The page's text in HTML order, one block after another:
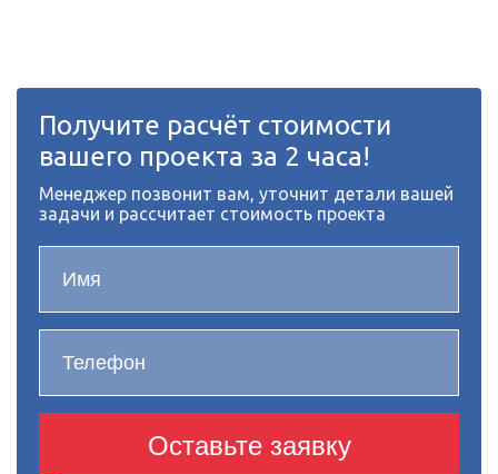
Получите расчёт стоимости
вашего проекта за 2 часа!
Менеджер позвонит вам, уточнит детали вашей
задачи и рассчитает стоимость проекта
Оставьте заявку